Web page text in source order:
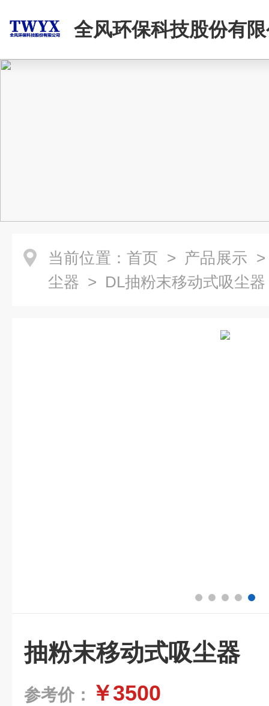
全风环保科技股份有
当前位置： 首页 > 产品展示
尘器 > DL抽粉末移动式吸尘器
抽粉末移动式吸尘器
参考价： ￥3500